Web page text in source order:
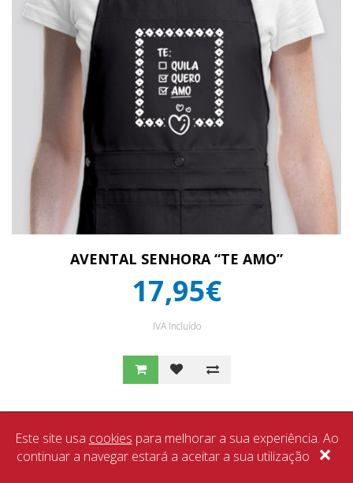
AVENTAL SENHORA “TE AMO”
17,95€
IVA Incluído
Este site usa cookies para melhorar a sua experiência. Ao
continuar a navegar estará a aceitar a sua utilização ×